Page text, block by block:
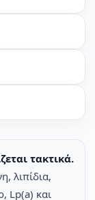
τακτικά.
λιπίδια,
Lp(a) και